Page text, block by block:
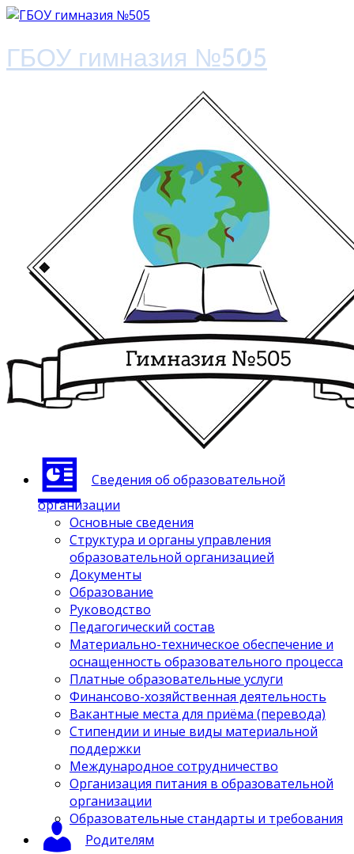
ГБОУ гимназия №505
Сведения об образовательной
организации
Основные сведения
Структура и органы управления
образовательной организацией
Документы
Образование
Руководство
Педагогический состав
Материально-техническое обеспечение и
оснащенность образовательного процесса
Платные образовательные услуги
Финансово-хозяйственная деятельность
Вакантные места для приёма (перевода)
Стипендии и иные виды материальной
поддержки
Международное сотрудничество
Организация питания в образовательной
организации
Образовательные стандарты и требования
Родителям